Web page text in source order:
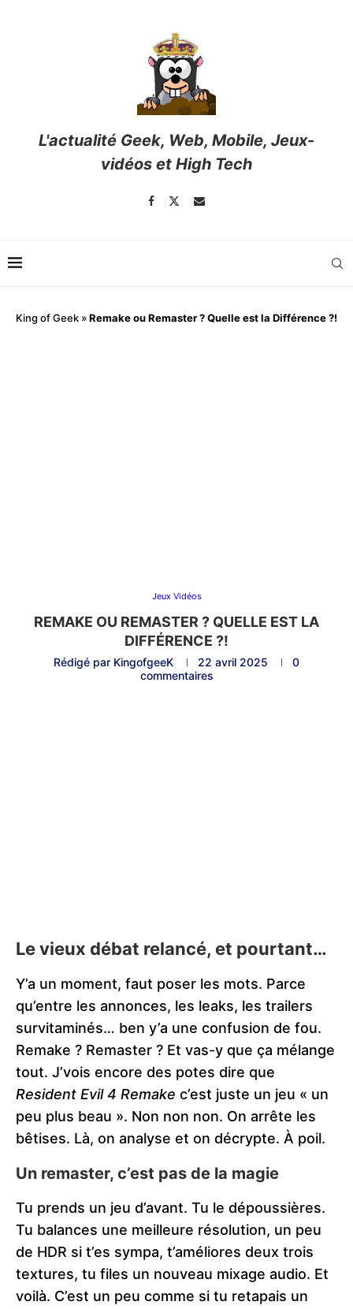
L'actualité Geek, Web, Mobile, Jeux-
vidéos et High Tech
King of Geek »Remake ou Remaster ? Quelle est la Différence ?!
Jeux Vidéos
REMAKE OU REMASTER ? QUELLE EST LA
DIFFÉRENCE ?!
Rédigé par KingofgeeK 22 avril 2025
0
commentaires
Le vieux débat relancé, et pourtant…
Y’a un moment, faut poser les mots. Parce
qu’entre les annonces, les leaks, les trailers
survitaminés… ben y’a une confusion de fou.
Remake ? Remaster ? Et vas-y que ça mélange
tout. J’vois encore des potes dire que
Resident Evil 4 Remake c’est juste un jeu « un
peu plus beau ». Non non non. On arrête les
bêtises. Là, on analyse et on décrypte. À poil.
Un remaster, c’est pas de la magie
Tu prends un jeu d’avant. Tu le dépoussières.
Tu balances une meilleure résolution, un peu
de HDR si t’es sympa, t’améliores deux trois
textures, tu files un nouveau mixage audio. Et
voilà. C’est un peu comme si tu retapais un